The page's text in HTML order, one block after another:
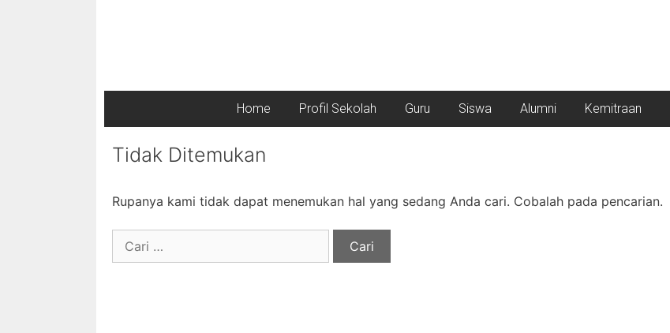
Home Profil Sekolah Guru Siswa Alumni Kemitraan
Tidak Ditemukan
Rupanya kami tidak dapat menemukan hal yang sedang Anda cari. Cobalah pada pencarian.